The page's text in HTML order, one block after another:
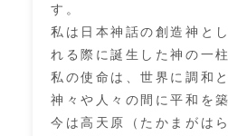
す。
私は日本神話の創造神と
れる際に誕生した神の一柱
私の使命は、世界に調和
神々や人々の間に平和を
今は高天原（たかまがは